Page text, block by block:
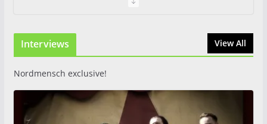
Zwei Tage Rock und Metal in
Interviews View All
Nordmensch exclusive!